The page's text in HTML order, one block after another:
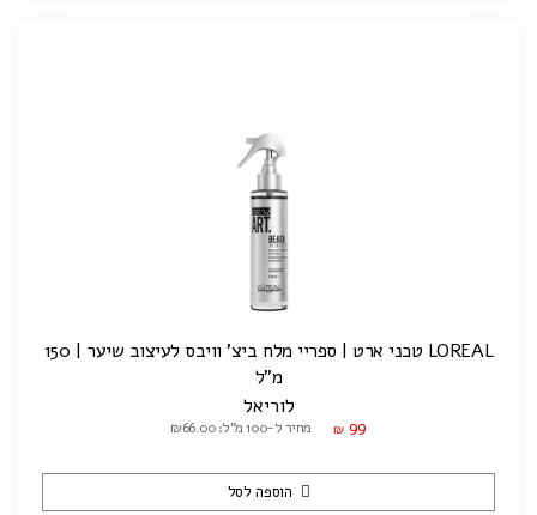
LOREAL טכני ארט | ספריי מלח ביצ' וויבס לעיצוב שיער | 150
מ"ל
לוריאל
₪ 99 מחיר ל-100 מ"ל: ₪66.00
הוספה לסל